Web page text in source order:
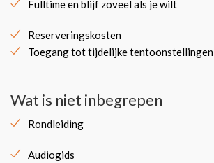
Fulltime en blijf zoveel als je wilt
Reserveringskosten
Toegang tot tijdelijke tentoonstellingen
Wat is niet inbegrepen
Rondleiding
Audiogids